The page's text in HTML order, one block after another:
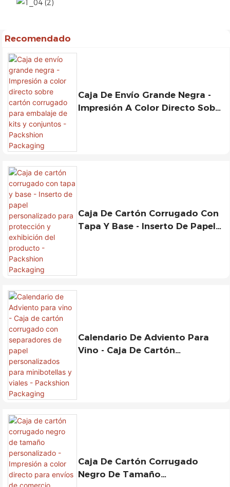
Recomendado
Caja De Envío Grande Negra -
Impresión A Color Directo Sobre
Caja De Cartón Corrugado Con
Tapa Y Base - Inserto De Papel
Calendario De Adviento Para
Vino - Caja De Cartón
Caja De Cartón Corrugado
Negro De Tamaño